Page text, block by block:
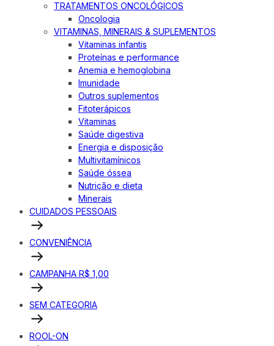
TRATAMENTOS ONCOLÓGICOS
Oncologia
VITAMINAS, MINERAIS & SUPLEMENTOS
Vitaminas infantis
Proteínas e performance
Anemia e hemoglobina
Imunidade
Outros suplementos
Fitoterápicos
Vitaminas
Saúde digestiva
Energia e disposição
Multivitamínicos
Saúde óssea
Nutrição e dieta
Minerais
CUIDADOS PESSOAIS
CONVENIÊNCIA
CAMPANHA R$ 1,00
SEM CATEGORIA
ROOL-ON